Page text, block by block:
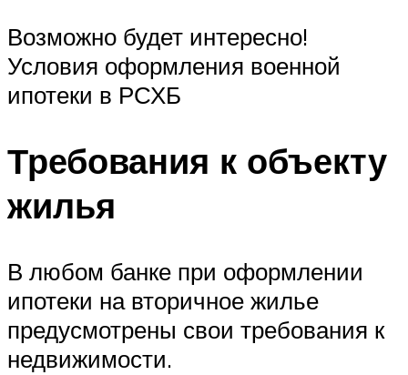
Возможно будет интересно!
Условия оформления военной
ипотеки в РСХБ
Требования к объекту
жилья
В любом банке при оформлении
ипотеки на вторичное жилье
предусмотрены свои требования к
недвижимости.